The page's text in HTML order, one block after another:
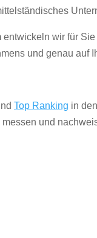
entwickeln wir für
und genau auf
Top Ranking in
und